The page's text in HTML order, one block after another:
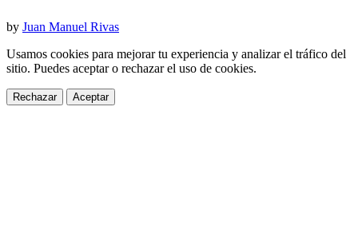
by Juan Manuel Rivas
Usamos cookies para mejorar tu experiencia y analizar el tráfico del
sitio. Puedes aceptar o rechazar el uso de cookies.
Rechazar Aceptar